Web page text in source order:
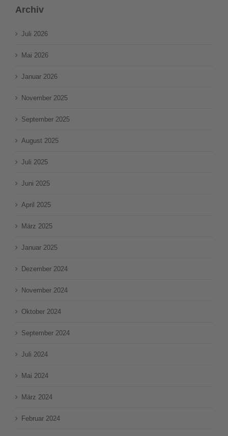
Archiv
Juli 2026
Mai 2026
Januar 2026
November 2025
September 2025
August 2025
Juli 2025
Juni 2025
April 2025
März 2025
Januar 2025
Dezember 2024
November 2024
Oktober 2024
September 2024
Juli 2024
Mai 2024
März 2024
Februar 2024